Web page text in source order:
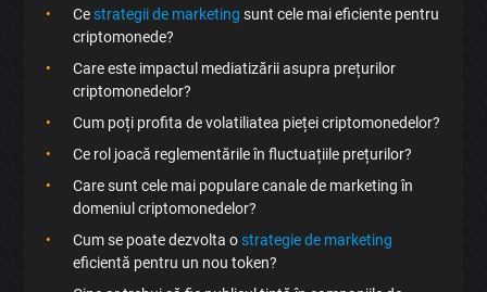
Cestrategii de marketing sunt cele mai eficiente pentru
criptomonede?
Care este impactul mediatizării asupra prețurilor
criptomonedelor?
Cum poți profita de volatiliatea pieței criptomonedelor?
Ce rol joacă reglementările în fluctuațiile prețurilor?
Care sunt cele mai populare canale de marketing în
domeniul criptomonedelor?
Cum se poate dezvolta ostrategie de marketing
eficientă pentru un nou token?